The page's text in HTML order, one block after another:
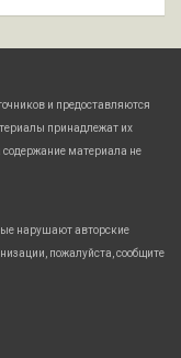
и предоставляются
принадлежат их
содержание материала не
нарушают авторские
пожалуйста, сообщите